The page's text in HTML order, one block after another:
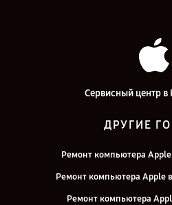
Сервисный центр в
ДРУГИЕ
Ремонт компьютера
Ремонт компьютера Apple
Ремонт компьютера